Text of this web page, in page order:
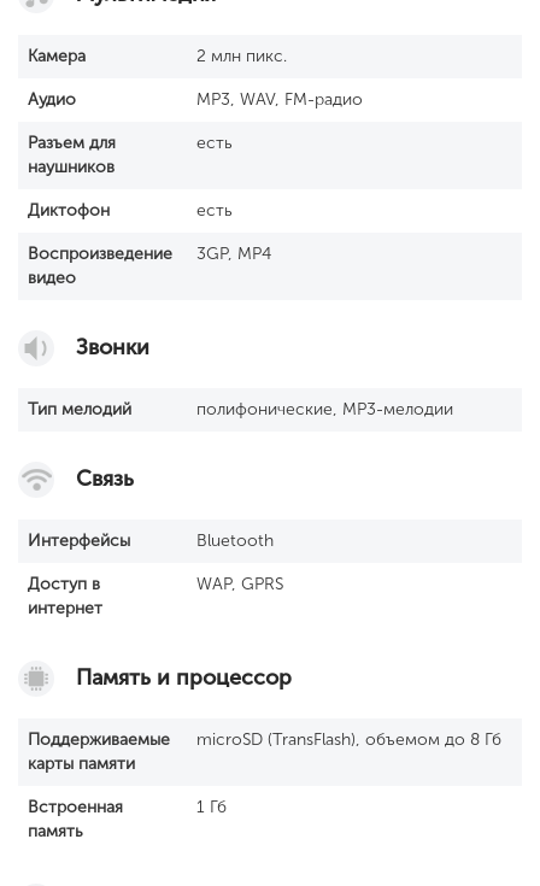
Камера 2 млн пикс.
Аудио MP3, WAV, FM-радио
Разъем для
наушников
есть
Диктофон есть
Воспроизведение
видео
3GP, MP4
Звонки
Тип мелодий полифонические, MP3-мелодии
Связь
Интерфейсы Bluetooth
Доступ в
интернет
WAP, GPRS
Память и процессор
Поддерживаемые
карты памяти
microSD (TransFlash), объемом до 8 Гб
Встроенная
память
1 Гб